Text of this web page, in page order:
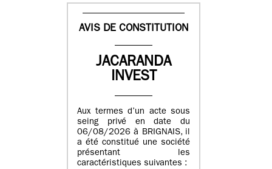
AVIS DE CONSTITUTION
JACARANDA
INVEST
Aux termes d’un acte sous
seing privé en date du
06/08/2026 à BRIGNAIS, il
a été constitué une société
présentant les
caractéristiques suivantes :